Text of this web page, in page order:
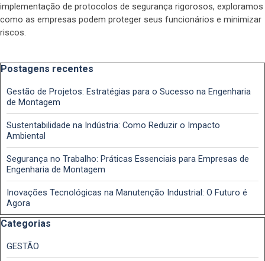
implementação de protocolos de segurança rigorosos, exploramos
como as empresas podem proteger seus funcionários e minimizar
riscos.
Pular bloco Postagens recentes
Postagens recentes
Gestão de Projetos: Estratégias para o Sucesso na Engenharia
de Montagem
Sustentabilidade na Indústria: Como Reduzir o Impacto
Ambiental
Segurança no Trabalho: Práticas Essenciais para Empresas de
Engenharia de Montagem
Inovações Tecnológicas na Manutenção Industrial: O Futuro é
Agora
Pular bloco Categorias
Categorias
GESTÃO